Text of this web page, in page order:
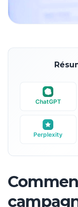
ChatGPT
Perplexity